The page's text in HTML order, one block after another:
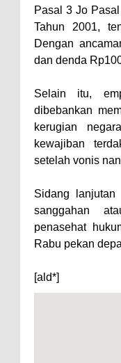
Pasal 3 Jo
Tahun 2001,
Dengan
dan denda
Selain itu,
dibebankan
kerugian
kewajiban
setelah vonis
Sidang lanjutan
sanggahan
penasehat
Rabu pekan
[ald*]